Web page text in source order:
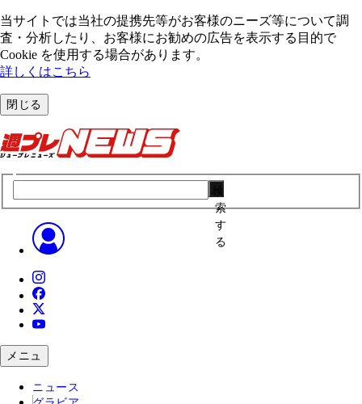
当サイトでは当社の提携先等がお客様のニーズ等について調
査・分析したり、お客様にお勧めの広告を表⽰する⽬的で
Cookie を使⽤する場合があります。
詳しくはこちら
閉じる
索
す
る
メニュ
ニュース